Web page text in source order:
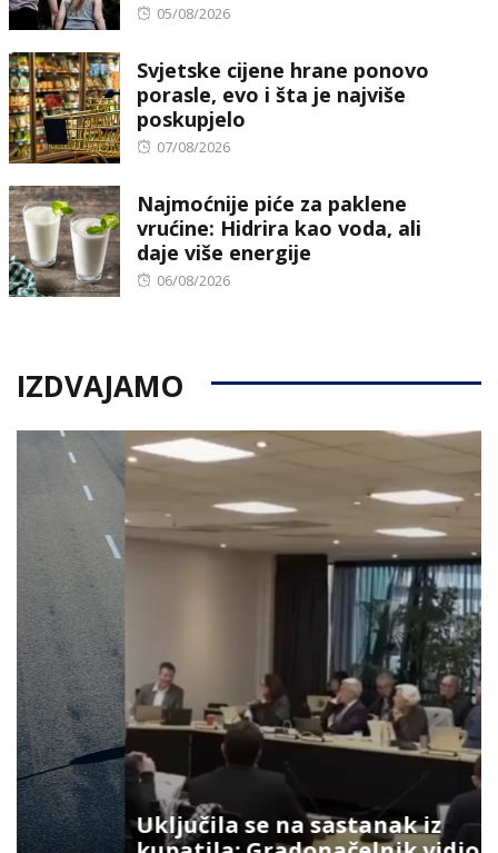
Posted
05/08/2026
Svjetske cijene hrane ponovo
porasle, evo i šta je najviše
poskupjelo
Posted
07/08/2026
Najmoćnije piće za paklene
vrućine: Hidrira kao voda, ali
daje više energije
Posted
06/08/2026
IZDVAJAMO
Uključila se na sastanak iz